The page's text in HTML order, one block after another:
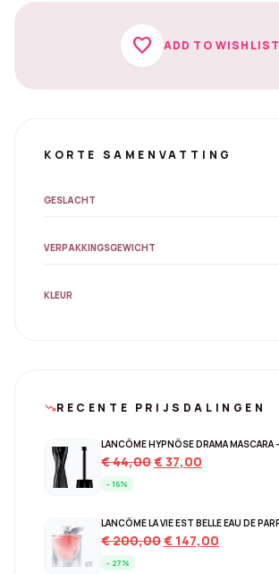
favorite ADD TO WISHLIST
KORTE SAMENVATTING
GESLACHT
VERPAKKINGSGEWICHT
KLEUR
trending_downRECENTE PRIJSDALINGEN
€44,00Original
€37,00
- 16%
€200,00Original
€ 147,00
- 27%